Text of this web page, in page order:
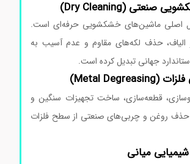
اصلی ماشین‌های خشکشویی حرفه‌ای است.
حذف لکه‌های مقاوم و عدم آسیب به
جهانی تبدیل کرده است.
قطعه‌سازی، ساخت تجهیزات سنگین و
روغن و چربی‌های صنعتی از سطح فلزات